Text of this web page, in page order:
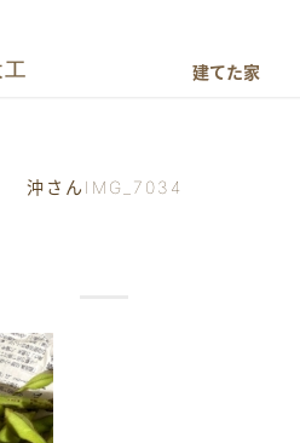
建てた家
沖さんIMG_7034